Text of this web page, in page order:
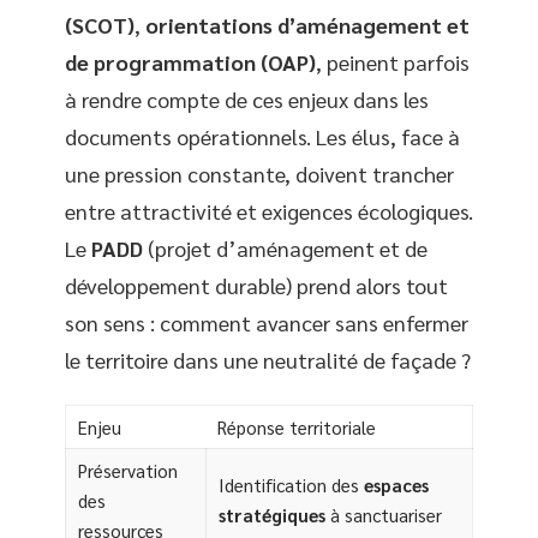
(SCOT), orientations d’aménagement et
de programmation (OAP), peinent parfois
à rendre compte de ces enjeux dans les
documents opérationnels. Les élus, face à
une pression constante, doivent trancher
entre attractivité et exigences écologiques.
Le PADD (projet d’aménagement et de
développement durable) prend alors tout
son sens : comment avancer sans enfermer
le territoire dans une neutralité de façade ?
Enjeu
Réponse territoriale
Préservation
des
ressources
Identification des espaces
stratégiques à sanctuariser